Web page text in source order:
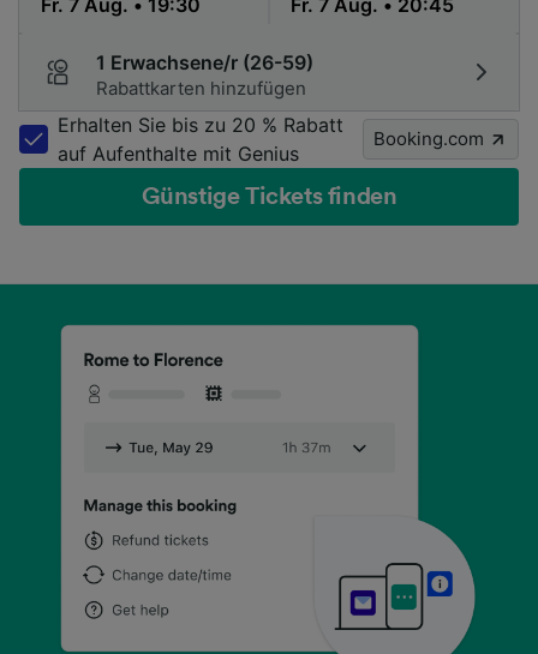
1 Erwachsene/r (26-59)
Rabattkarten hinzufügen
Erhalten Sie bis zu 20 % Rabatt
auf Aufenthalte mit Genius
Booking.com
Günstige Tickets finden